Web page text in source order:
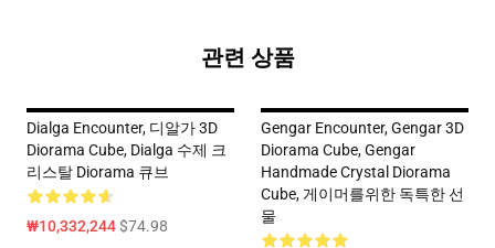
관련 상품
Dialga Encounter, 디알가 3D
Diorama Cube, Dialga 수제 크
리스탈 Diorama 큐브
₩10,332,244$74.98
Gengar Encounter, Gengar 3D
Diorama Cube, Gengar
Handmade Crystal Diorama
Cube, 게이머를위한 독특한 선
물